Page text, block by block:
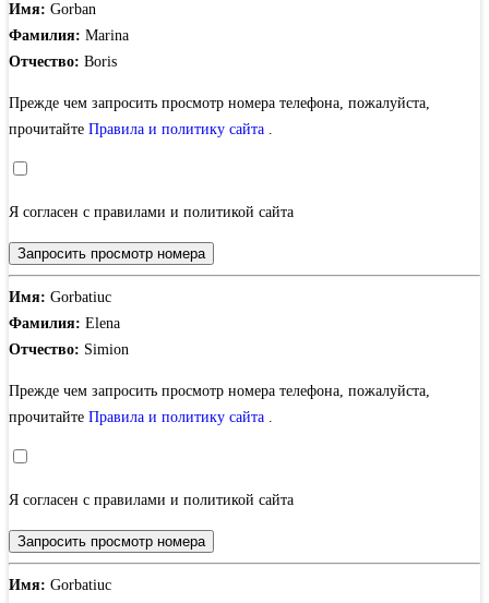
Имя: Gorban
Фамилия: Marina
Отчество: Boris
Прежде чем запросить просмотр номера телефона, пожалуйста,
прочитайте Правила и политику сайта .
Я согласен с правилами и политикой сайта
Запросить просмотр номера
Имя: Gorbatiuc
Фамилия: Elena
Отчество: Simion
Прежде чем запросить просмотр номера телефона, пожалуйста,
прочитайте Правила и политику сайта .
Я согласен с правилами и политикой сайта
Запросить просмотр номера
Имя: Gorbatiuc